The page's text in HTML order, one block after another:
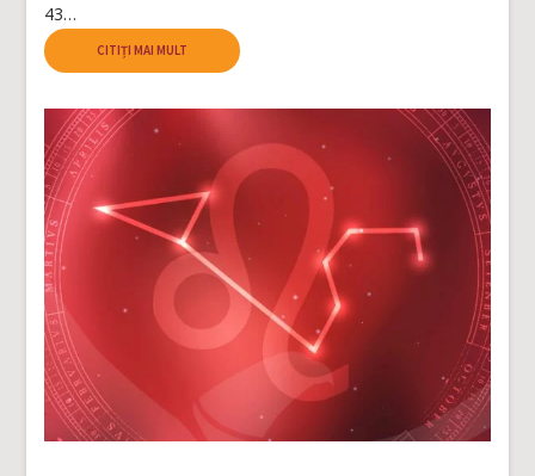
43…
CITIȚI MAI MULT